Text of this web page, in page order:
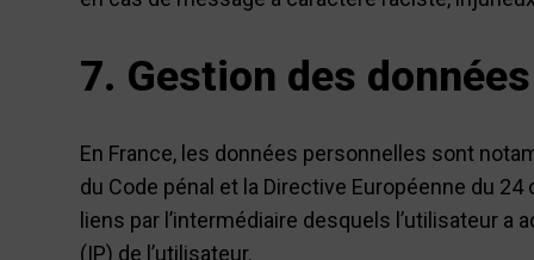
7. Gestion des
En France, les données personnelles sont
du Code pénal et la Directive Européenne du
liens par l’intermédiaire desquels l’utilisateur
(IP) de l’utilisateur.